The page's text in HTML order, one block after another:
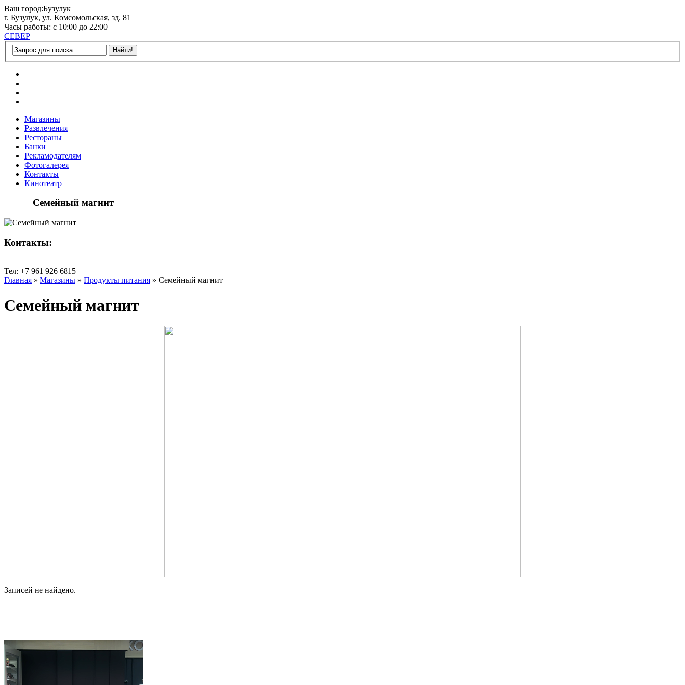
Ваш город:Бузулук
г. Бузулук, ул. Комсомольская, зд. 81
Часы работы: с 10:00 до 22:00
СЕВЕР
Магазины
Развлечения
Рестораны
Банки
Рекламодателям
Фотогалерея
Контакты
Кинотеатр
Семейный магнит
Контакты:
Тел: +7 961 926 6815
Главная » Магазины » Продукты питания » Семейный магнит
Семейный магнит
Записей не найдено.